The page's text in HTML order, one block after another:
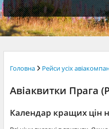
Головна Рейси усіх
Авіаквитки Прага
Календар кращих цін